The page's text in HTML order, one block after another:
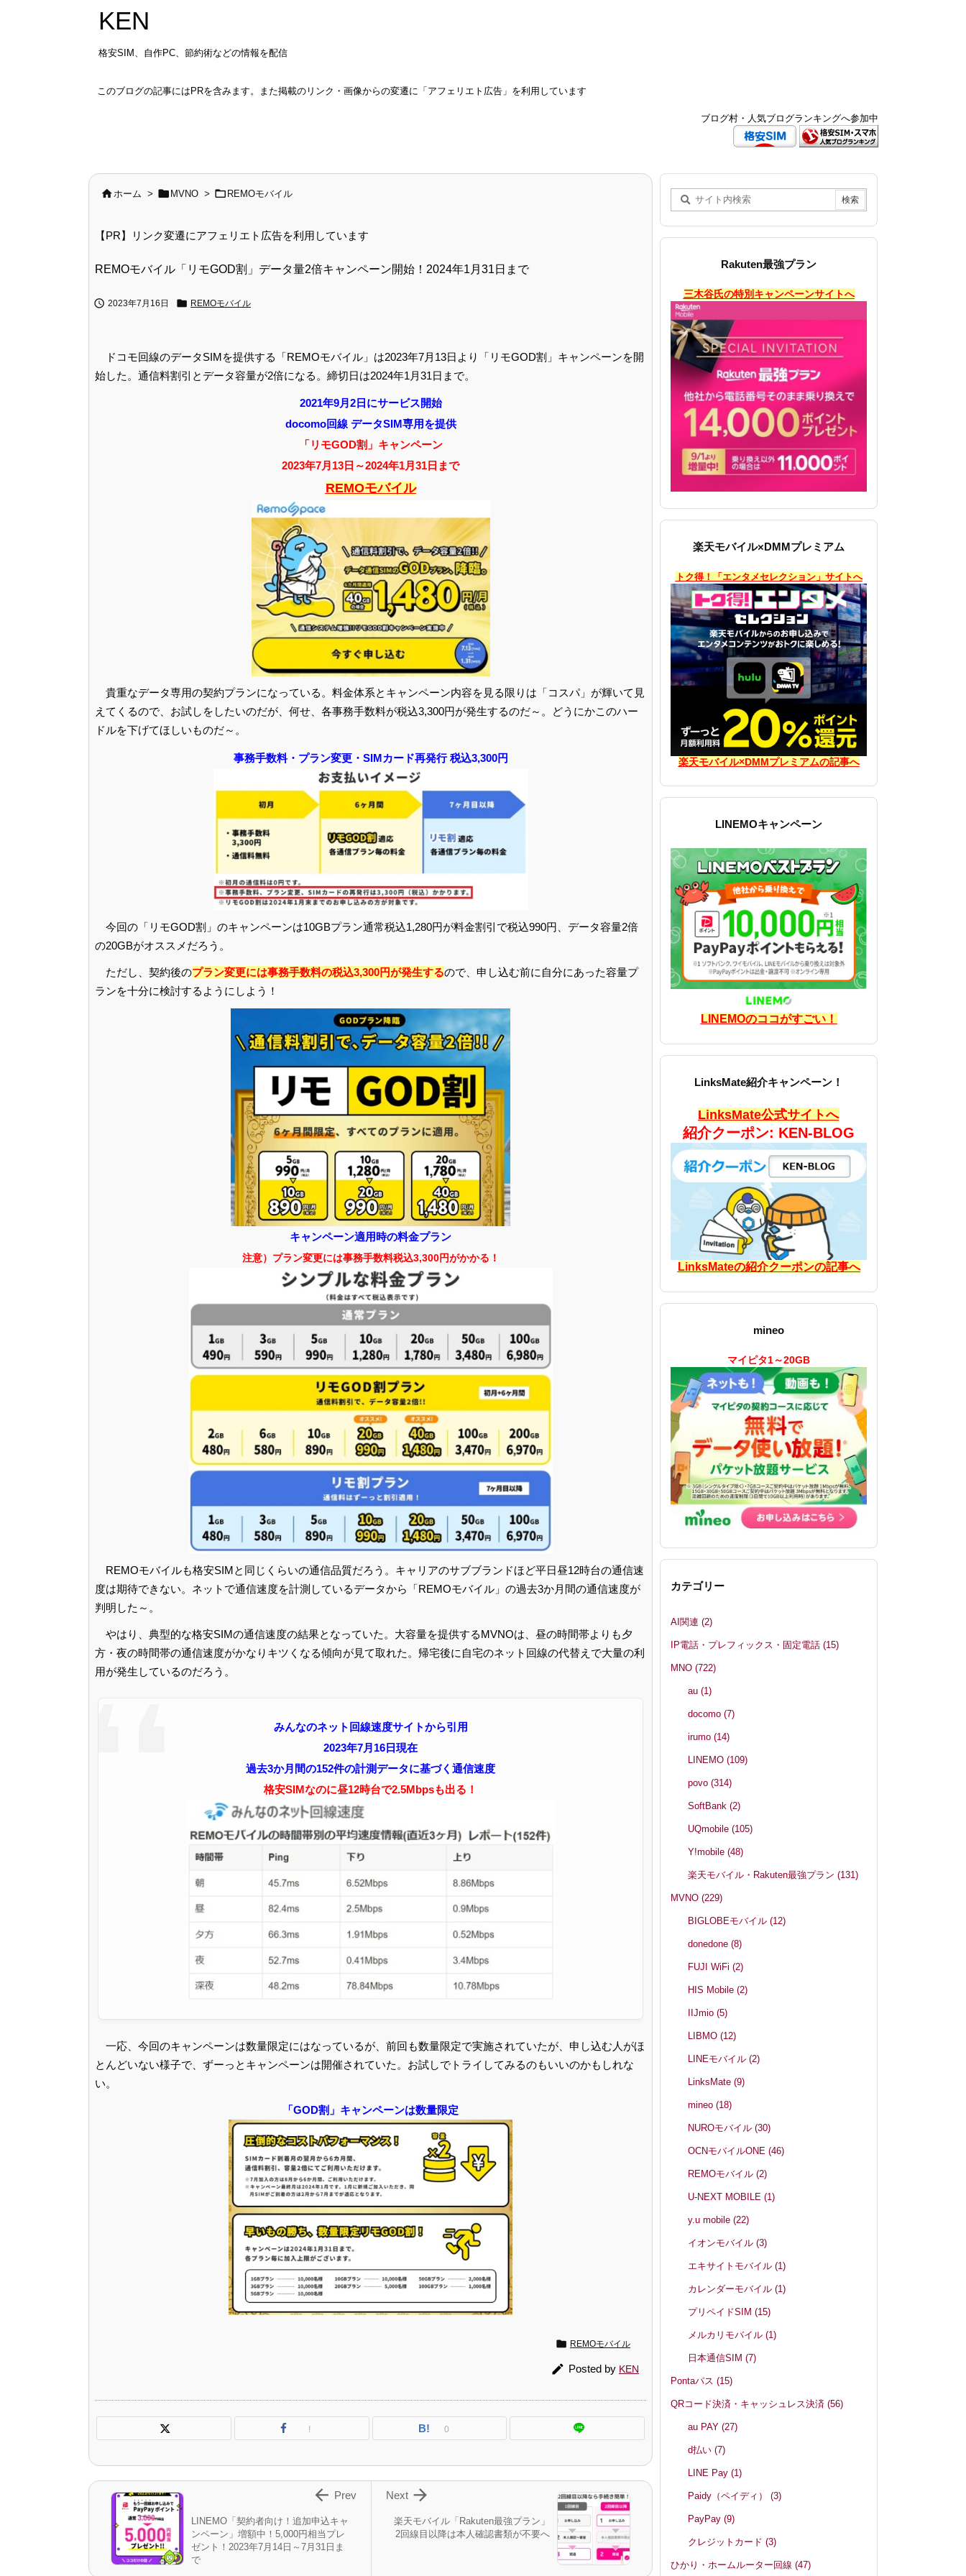
KEN
格安SIM、自作PC、節約術などの情報を配信
このブログの記事にはPRを含みます。また掲載のリンク・画像からの変遷に「アフェリエト広告」を利用しています
ブログ村・人気ブログランキングへ参加中
 ホーム >  MVNO >  REMOモバイル
【PR】リンク変遷にアフェリエト広告を利用しています
REMOモバイル「リモGOD割」データ量2倍キャンペーン開始！2024年1月31日まで
 2023年7月16日  REMOモバイル
ドコモ回線のデータSIMを提供する「REMOモバイル」は2023年7月13日より「リモGOD割」キャンペーンを開
始した。通信料割引とデータ容量が2倍になる。締切日は2024年1月31日まで。
2021年9月2日にサービス開始
docomo回線 データSIM専用を提供
「リモGOD割」キャンペーン
2023年7月13日～2024年1月31日まで
REMOモバイル
貴重なデータ専用の契約プランになっている。料金体系とキャンペーン内容を見る限りは「コスパ」が輝いて見
えてくるので、お試しをしたいのだが、何せ、各事務手数料が税込3,300円が発生するのだ～。どうにかこのハー
ドルを下げてほしいものだ～。
事務手数料・プラン変更・SIMカード再発行 税込3,300円
今回の「リモGOD割」のキャンペーンは10GBプラン通常税込1,280円が料金割引で税込990円、データ容量2倍
の20GBがオススメだろう。
ただし、契約後のプラン変更には事務手数料の税込3,300円が発生するので、申し込む前に自分にあった容量プ
ランを十分に検討するようにしよう！
キャンペーン適用時の料金プラン
注意）プラン変更には事務手数料税込3,300円がかかる！
REMOモバイルも格安SIMと同じくらいの通信品質だろう。キャリアのサブブランドほど平日昼12時台の通信速
度は期待できない。ネットで通信速度を計測しているデータから「REMOモバイル」の過去3か月間の通信速度が
判明した～。
やはり、典型的な格安SIMの通信速度の結果となっていた。大容量を提供するMVNOは、昼の時間帯よりも夕
方・夜の時間帯の通信速度がかなりキツくなる傾向が見て取れた。帰宅後に自宅のネット回線の代替えで大量の利
用が発生しているのだろう。
みんなのネット回線速度サイトから引用
2023年7月16日現在
過去3か月間の152件の計測データに基づく通信速度
格安SIMなのに昼12時台で2.5Mbpsも出る！
一応、今回のキャンペーンは数量限定にはなっているが、前回も数量限定で実施されていたが、申し込む人がほ
とんどいない様子で、ずーっとキャンペーンは開催されていた。お試しでトライしてみるのもいいのかもしれな
い。
「GOD割」キャンペーンは数量限定
 REMOモバイル
 Posted by KEN
! B! 0
楽天モバイル「Rakuten最強プラン」
2回線目以降は本人確認書類が不要へ

Next
LINEMO「契約者向け！追加申込キャ
ンペーン」増額中！5,000円相当プレ
ゼント！2023年7月14日～7月31日ま
で
 Prev
Rakuten最強プラン
三木谷氏の特別キャンペーンサイトへ
楽天モバイル×DMMプレミアム
トク得！「エンタメセレクション」サイトへ
楽天モバイル×DMMプレミアムの記事へ
LINEMOキャンペーン
LINEMOのココがすごい！
LinksMate紹介キャンペーン！
LinksMate公式サイトへ
紹介クーポン: KEN-BLOG
LinksMateの紹介クーポンの記事へ
mineo
マイピタ1～20GB
カテゴリー
AI関連 (2)
IP電話・プレフィックス・固定電話 (15)
MNO (722)
au(1)
docomo(7)
irumo(14)
LINEMO(109)
povo(314)
SoftBank(2)
UQmobile(105)
Y!mobile(48)
楽天モバイル・Rakuten最強プラン(131)
MVNO (229)
BIGLOBEモバイル(12)
donedone(8)
FUJI WiFi(2)
HIS Mobile(2)
IIJmio(5)
LIBMO(12)
LINEモバイル(2)
LinksMate(9)
mineo(18)
NUROモバイル(30)
OCNモバイルONE(46)
REMOモバイル(2)
U-NEXT MOBILE(1)
y.u mobile(22)
イオンモバイル(3)
エキサイトモバイル(1)
カレンダーモバイル(1)
プリペイドSIM(15)
メルカリモバイル(1)
日本通信SIM(7)
Pontaパス (15)
QRコード決済・キャッシュレス決済 (56)
au PAY(27)
d払い(7)
LINE Pay(1)
Paidy（ペイディ）(3)
PayPay(9)
クレジットカード(3)
ひかり・ホームルーター回線 (47)